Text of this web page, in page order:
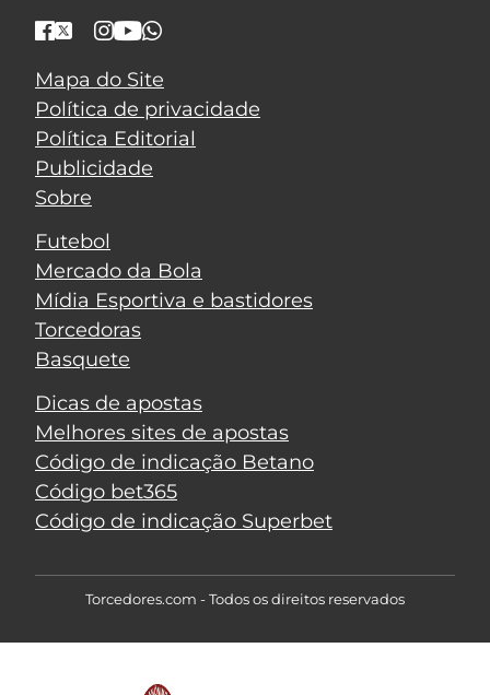
Mapa do Site
Política de privacidade
Política Editorial
Publicidade
Sobre
Futebol
Mercado da Bola
Mídia Esportiva e bastidores
Torcedoras
Basquete
Dicas de apostas
Melhores sites de apostas
Código de indicação Betano
Código bet365
Código de indicação Superbet
Torcedores.com - Todos os direitos reservados